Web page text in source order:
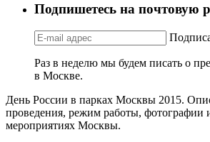
Подпишетесь на почтовую
Раз в неделю мы будем писать о
в Москве.
День России в парках Москвы 2015.
проведения, режим работы, фотографии
мероприятиях Москвы.